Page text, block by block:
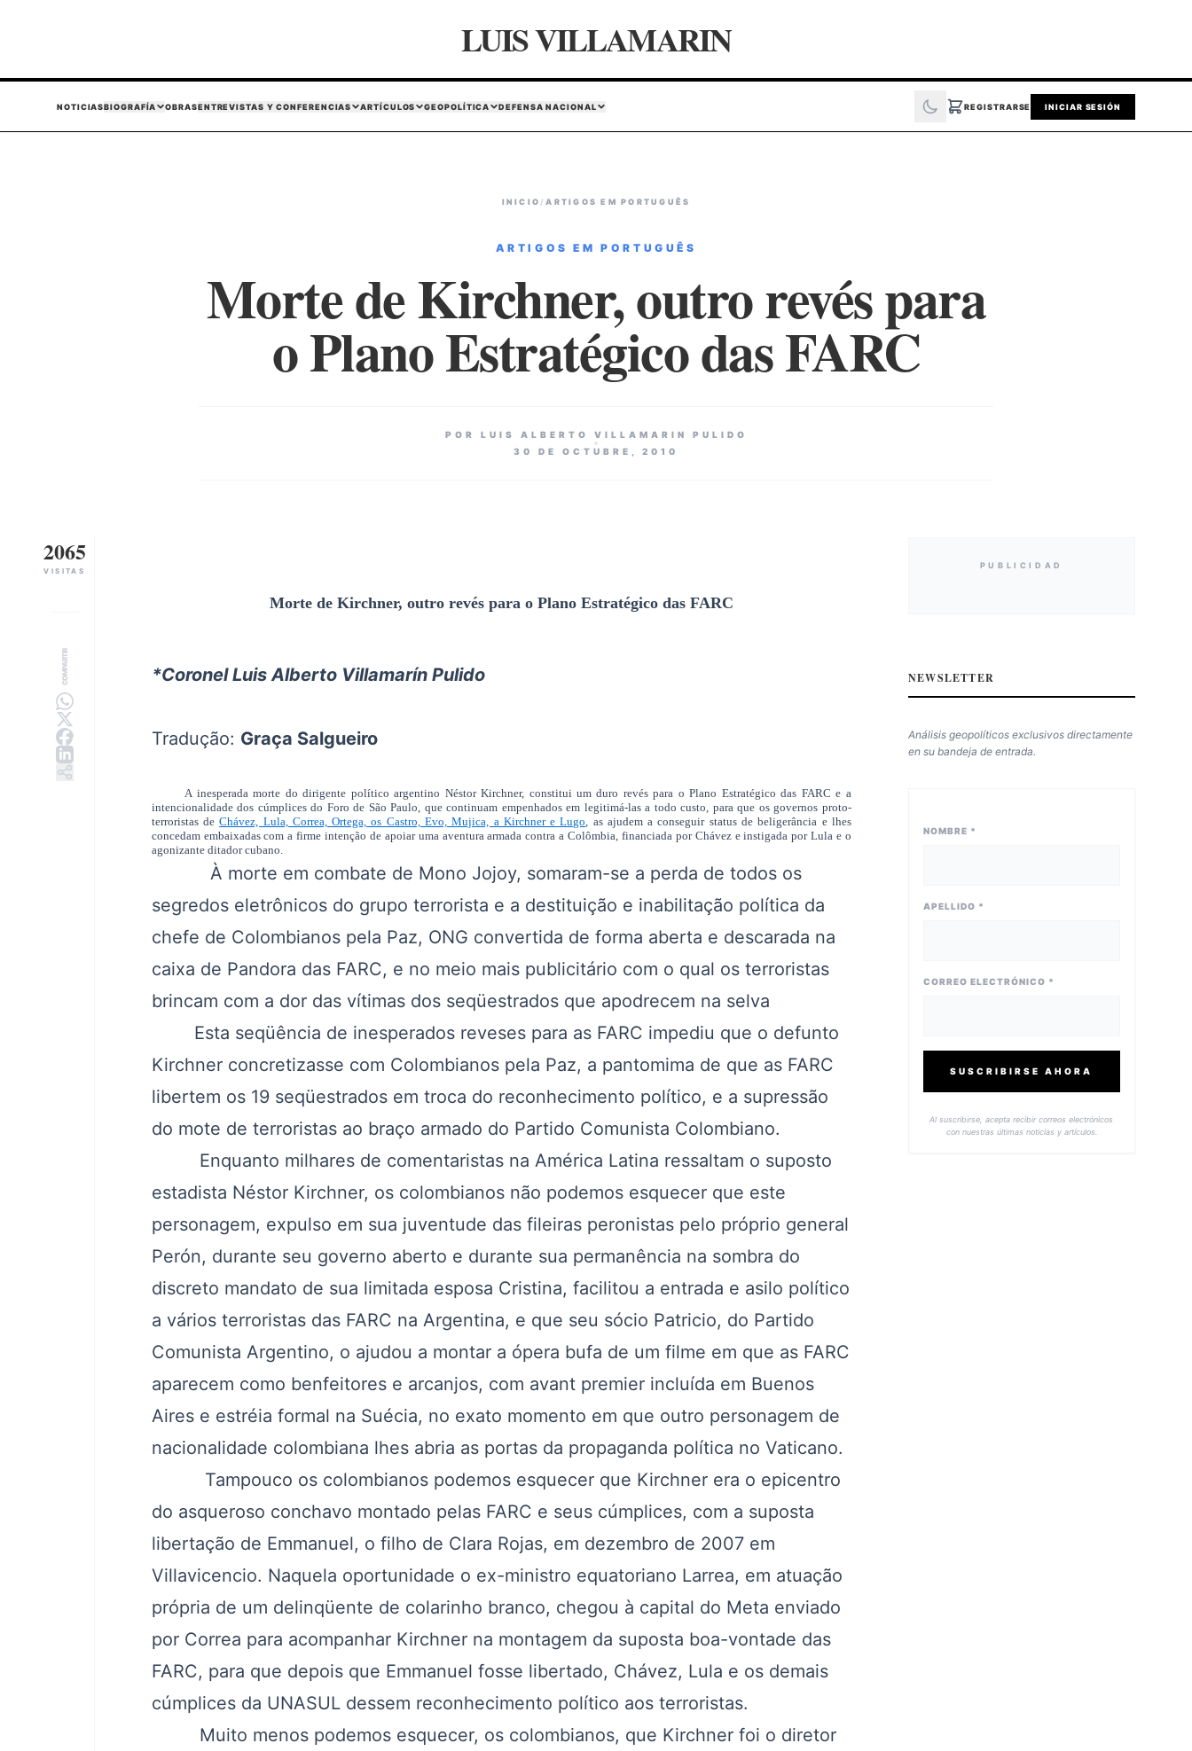
LUIS VILLAMARIN
NOTICIASBIOGRAFÍA OBRASENTREVISTAS Y CONFERENCIAS ARTÍCULOS GEOPOLÍTICA DEFENSA NACIONAL REGISTRARSE INICIAR SESIÓN
INICIO /ARTIGOS EM PORTUGUÊS
ARTIGOS EM PORTUGUÊS
Morte de Kirchner, outro revés para
o Plano Estratégico das FARC
POR LUIS ALBERTO VILLAMARIN PULIDO
30 DE OCTUBRE, 2010
2065
VISITAS
COMPARTIR
Morte de Kirchner, outro revés para o Plano Estratégico das FARC
*Coronel Luis Alberto Villamarín Pulido
Tradução: Graça Salgueiro
A inesperada morte do dirigente político argentino Néstor Kirchner, constitui um duro revés para o Plano Estratégico das FARC e a
intencionalidade dos cúmplices do Foro de São Paulo, que continuam empenhados em legitimá-las a todo custo, para que os governos proto-
terroristas deChávez, Lula, Correa, Ortega, os Castro, Evo, Mujica, a Kirchner e Lugo, as ajudem a conseguir status de beligerância e lhes
concedam embaixadas com a firme intenção de apoiar uma aventura armada contra a Colômbia, financiada por Chávez e instigada por Lula e o
agonizante ditador cubano.
À morte em combate de Mono Jojoy, somaram-se a perda de todos os
segredos eletrônicos do grupo terrorista e a destituição e inabilitação política da
chefe de Colombianos pela Paz, ONG convertida de forma aberta e descarada na
caixa de Pandora das FARC, e no meio mais publicitário com o qual os terroristas
brincam com a dor das vítimas dos seqüestrados que apodrecem na selva
Esta seqüência de inesperados reveses para as FARC impediu que o defunto
Kirchner concretizasse com Colombianos pela Paz, a pantomima de que as FARC
libertem os 19 seqüestrados em troca do reconhecimento político, e a supressão
do mote de terroristas ao braço armado do Partido Comunista Colombiano.
Enquanto milhares de comentaristas na América Latina ressaltam o suposto
estadista Néstor Kirchner, os colombianos não podemos esquecer que este
personagem, expulso em sua juventude das fileiras peronistas pelo próprio general
Perón, durante seu governo aberto e durante sua permanência na sombra do
discreto mandato de sua limitada esposa Cristina, facilitou a entrada e asilo político
a vários terroristas das FARC na Argentina, e que seu sócio Patricio, do Partido
Comunista Argentino, o ajudou a montar a ópera bufa de um filme em que as FARC
aparecem como benfeitores e arcanjos, com avant premier incluída em Buenos
Aires e estréia formal na Suécia, no exato momento em que outro personagem de
nacionalidade colombiana lhes abria as portas da propaganda política no Vaticano.
Tampouco os colombianos podemos esquecer que Kirchner era o epicentro
do asqueroso conchavo montado pelas FARC e seus cúmplices, com a suposta
libertação de Emmanuel, o filho de Clara Rojas, em dezembro de 2007 em
Villavicencio. Naquela oportunidade o ex-ministro equatoriano Larrea, em atuação
própria de um delinqüente de colarinho branco, chegou à capital do Meta enviado
por Correa para acompanhar Kirchner na montagem da suposta boa-vontade das
FARC, para que depois que Emmanuel fosse libertado, Chávez, Lula e os demais
cúmplices da UNASUL dessem reconhecimento político aos terroristas.
Muito menos podemos esquecer, os colombianos, que Kirchner foi o diretor
PUBLICIDAD
NEWSLETTER
Análisis geopolíticos exclusivos directamente
en su bandeja de entrada.
NOMBRE *
APELLIDO *
CORREO ELECTRÓNICO *
SUSCRIBIRSE AHORA
Al suscribirse, acepta recibir correos electrónicos
con nuestras últimas noticias y artículos.